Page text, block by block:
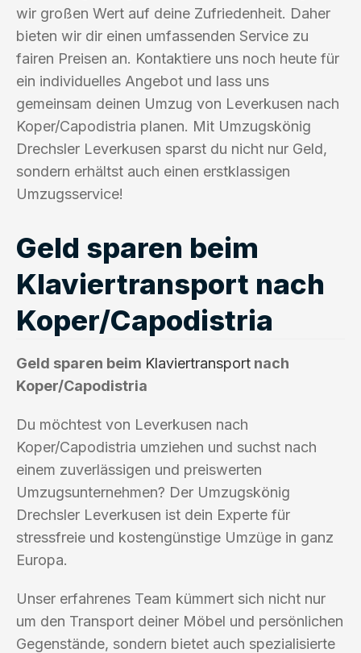
wir großen Wert auf deine Zufriedenheit. Daher
bieten wir dir einen umfassenden Service zu
fairen Preisen an. Kontaktiere uns noch heute für
ein individuelles Angebot und lass uns
gemeinsam deinen Umzug von Leverkusen nach
Koper/Capodistria planen. Mit Umzugskönig
Drechsler Leverkusen sparst du nicht nur Geld,
sondern erhältst auch einen erstklassigen
Umzugsservice!
Geld sparen beim
Klaviertransport nach
Koper/Capodistria
Geld sparen beim Klaviertransport nach
Koper/Capodistria
Du möchtest von Leverkusen nach
Koper/Capodistria umziehen und suchst nach
einem zuverlässigen und preiswerten
Umzugsunternehmen? Der Umzugskönig
Drechsler Leverkusen ist dein Experte für
stressfreie und kostengünstige Umzüge in ganz
Europa.
Unser erfahrenes Team kümmert sich nicht nur
um den Transport deiner Möbel und persönlichen
Gegenstände, sondern bietet auch spezialisierte